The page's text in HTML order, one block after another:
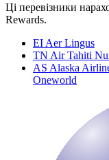
Ці перевізники
Rewards.
EI Aer Lingus
TN Air Tahiti
AS Alaska
Oneworld